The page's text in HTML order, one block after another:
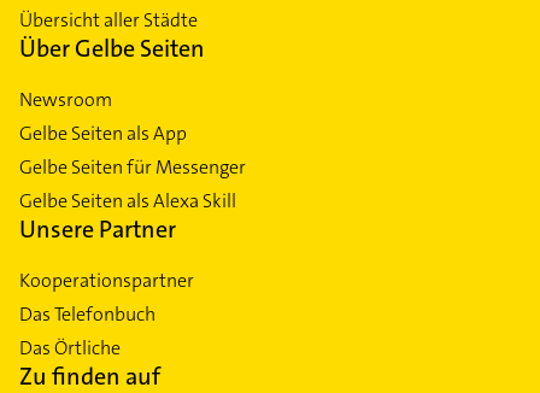
Übersicht aller Städte
Über Gelbe Seiten
Newsroom
Gelbe Seiten als App
Gelbe Seiten für Messenger
Gelbe Seiten als Alexa Skill
Unsere Partner
Kooperationspartner
Das Telefonbuch
Das Örtliche
Zu finden auf